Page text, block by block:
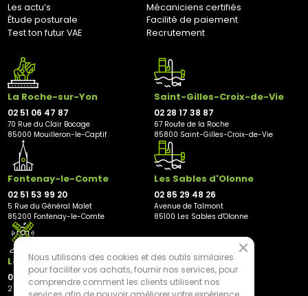
Les actu’s
Mécaniciens certifiés
Étude posturale
Facilité de paiement
Test ton futur VAE
Recrutement
La Roche-sur-Yon
02 51 06 47 87
70 Rue du Clair Bocage
85000 Mouilleron-le-Captif
Saint-Gilles-Croix-de-Vie
02 28 17 38 87
67 Route de la Roche
85800 Saint-Gilles-Croix-de-Vie
Fontenay-le-Comte
02 51 53 99 20
5 Rue du Général Malet
85200 Fontenay-le-Comte
Les Sables d'Olonne
02 85 29 48 26
Avenue de Talmont
85100 Les Sables d'Olonne
Les Herbiers
02 21 81 23 11
2 rue des Peupliers
Nous utilisons des cookies et des outils similaires
pour faciliter vos achats, fournir nos services, pour
comprendre comment les clients utilisent nos